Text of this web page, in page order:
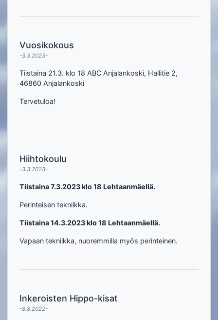
Vuosikokous
-3.3.2023-
Tiistaina 21.3. klo 18 ABC Anjalankoski, Hallitie 2,
46860 Anjalankoski
Tervetuloa!
Hiihtokoulu
-3.3.2023-
Tiistaina 7.3.2023 klo 18 Lehtaanmäellä.
Perinteisen tekniikka.
Tiistaina 14.3.2023 klo 18 Lehtaanmäellä.
Vapaan tekniikka, nuoremmilla myös perinteinen.
Inkeroisten Hippo-kisat
-8.8.2022-